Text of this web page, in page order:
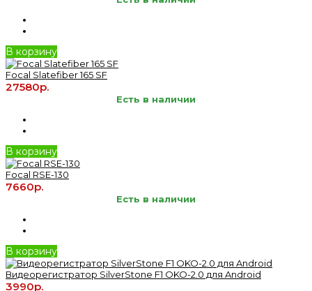
В корзину
Focal Slatefiber 165 SF
27580р.
Есть в наличии
В корзину
Focal RSE-130
7660р.
Есть в наличии
В корзину
Видеорегистратор SilverStone F1 OKO-2.0 для Android
3990р.